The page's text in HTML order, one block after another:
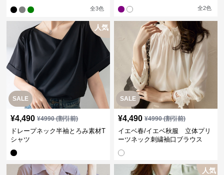
全3色 全2色
SALE
人気
¥4,490 ¥4990(割引前)
ドレープネック半袖とろみ素材T
シャツ
SALE
¥4,490 ¥4990(割引前)
イエベ春/イエベ秋服 立体プリ
ーツネック刺繍袖口ブラウス
人気